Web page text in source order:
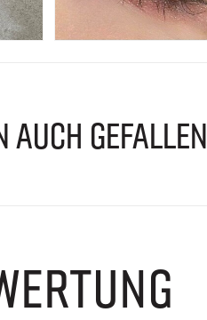
AUCH GEFALLEN